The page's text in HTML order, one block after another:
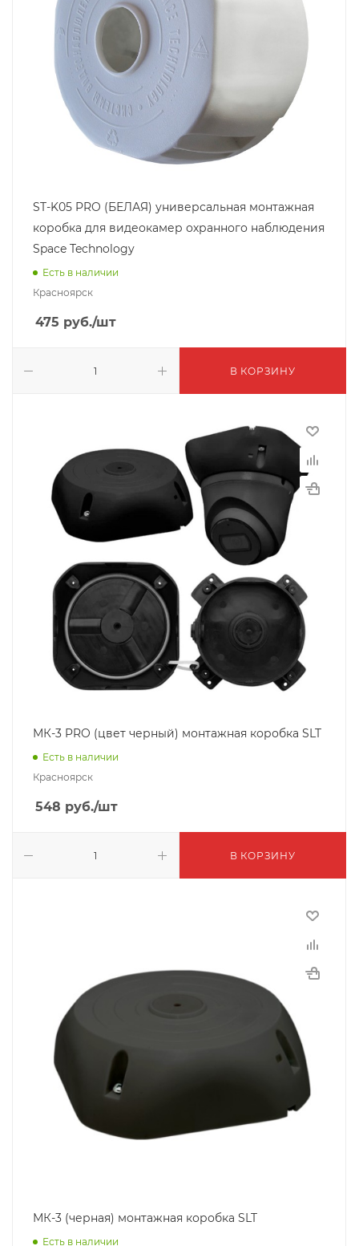
ST-K05 PRO (БЕЛАЯ) универсальная монтажная
коробка для видеокамер охранного наблюдения
Space Technology
Есть в наличии
Красноярск
475 руб./шт
В КОРЗИНУ
МК-3 PRO (цвет черный) монтажная коробка SLT
Есть в наличии
Красноярск
548 руб./шт
В КОРЗИНУ
МК-3 (черная) монтажная коробка SLT
Есть в наличии